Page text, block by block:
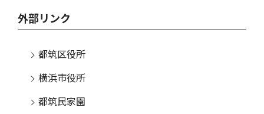
外部リンク
都筑区役所
横浜市役所
都筑民家園